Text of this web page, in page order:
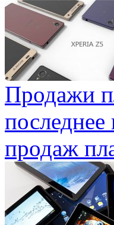
Продажи
продаж